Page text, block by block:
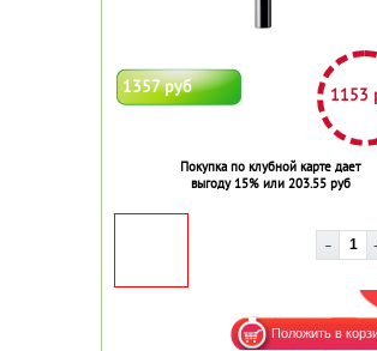
1357 руб 1153
Покупка по клубной карте дает
выгоду 15% или 203.55 руб